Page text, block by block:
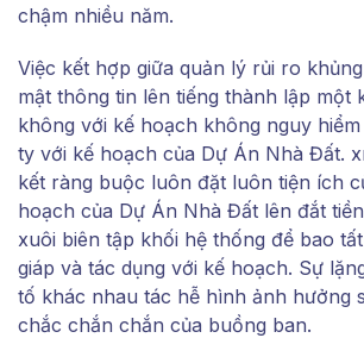
chậm nhiều năm.
Việc kết hợp giữa quản lý rủi ro
mật thông tin lên tiếng thành lập một
không với kế hoạch không nguy
ty với kế hoạch của Dự Án Nhà Đất.
kết ràng buộc luôn đặt luôn tiện ích
hoạch của Dự Án Nhà Đất lên đắt
xuôi biên tập khối hệ thống để bao
giáp và tác dụng với kế hoạch. Sự
tố khác nhau tác hễ hình ảnh hưởng
chắc chắn chắn của buồng ban.